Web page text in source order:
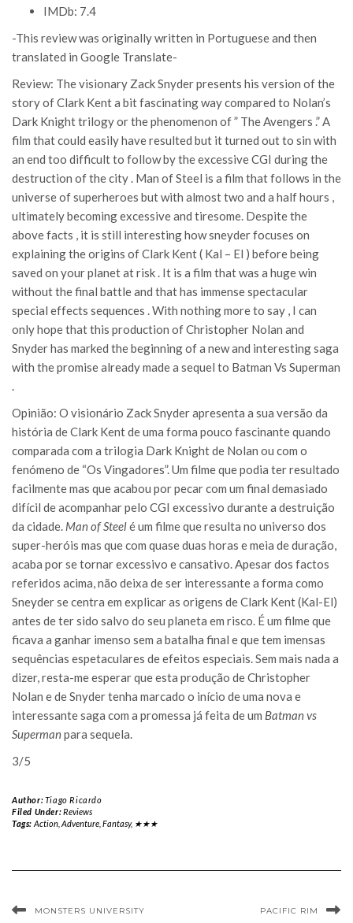
IMDb: 7.4
-This review was originally written in Portuguese and then
translated in Google Translate-
Review: The visionary Zack Snyder presents his version of the
story of Clark Kent a bit fascinating way compared to Nolan’s
Dark Knight trilogy or the phenomenon of ” The Avengers .” A
film that could easily have resulted but it turned out to sin with
an end too difficult to follow by the excessive CGI during the
destruction of the city . Man of Steel is a film that follows in the
universe of superheroes but with almost two and a half hours ,
ultimately becoming excessive and tiresome. Despite the
above facts , it is still interesting how sneyder focuses on
explaining the origins of Clark Kent ( Kal – El ) before being
saved on your planet at risk . It is a film that was a huge win
without the final battle and that has immense spectacular
special effects sequences . With nothing more to say , I can
only hope that this production of Christopher Nolan and
Snyder has marked the beginning of a new and interesting saga
with the promise already made a sequel to Batman Vs Superman
.
Opinião: O visionário Zack Snyder apresenta a sua versão da
história de Clark Kent de uma forma pouco fascinante quando
comparada com a trilogia Dark Knight de Nolan ou com o
fenómeno de “Os Vingadores”. Um filme que podia ter resultado
facilmente mas que acabou por pecar com um final demasiado
difícil de acompanhar pelo CGI excessivo durante a destruição
da cidade. Man of Steelé um filme que resulta no universo dos
super-heróis mas que com quase duas horas e meia de duração,
acaba por se tornar excessivo e cansativo. Apesar dos factos
referidos acima, não deixa de ser interessante a forma como
Sneyder se centra em explicar as origens de Clark Kent (Kal-El)
antes de ter sido salvo do seu planeta em risco. É um filme que
ficava a ganhar imenso sem a batalha final e que tem imensas
sequências espetaculares de efeitos especiais. Sem mais nada a
dizer, resta-me esperar que esta produção de Christopher
Nolan e de Snyder tenha marcado o início de uma nova e
interessante saga com a promessa já feita de um Batman vs
Supermanpara sequela.
3/5
Author:Tiago Ricardo
Filed Under:Reviews
Tags: Action, Adventure, Fantasy, ★★★
MONSTERS UNIVERSITY PACIFIC RIM